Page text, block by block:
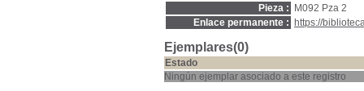
Pieza :
M092 Pza 2
Enlace permanente :
https://
Ejemplares(0)
Estado
Ningún ejemplar asociado a este registro